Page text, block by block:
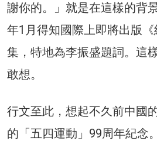
謝你的。」就是在這樣的背
年1月得知國際上即將出版
集，特地為李振盛題詞。這
敢想。
行文至此，想起不久前中國
的「五四運動」99周年紀念